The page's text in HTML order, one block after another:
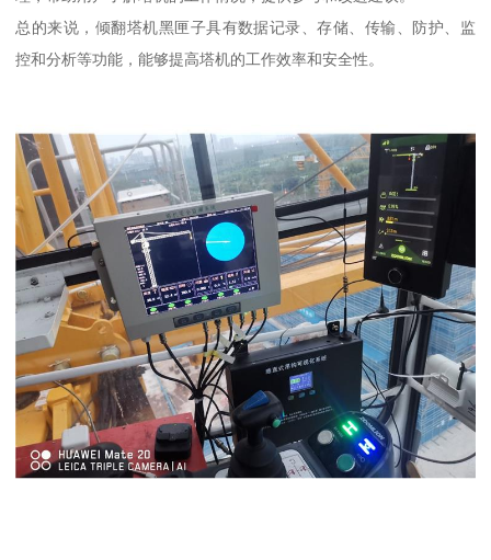
总的来说，倾翻塔机黑匣子具有数据记录、存储、传输、防护、监
控和分析等功能，能够提高塔机的工作效率和安全性。